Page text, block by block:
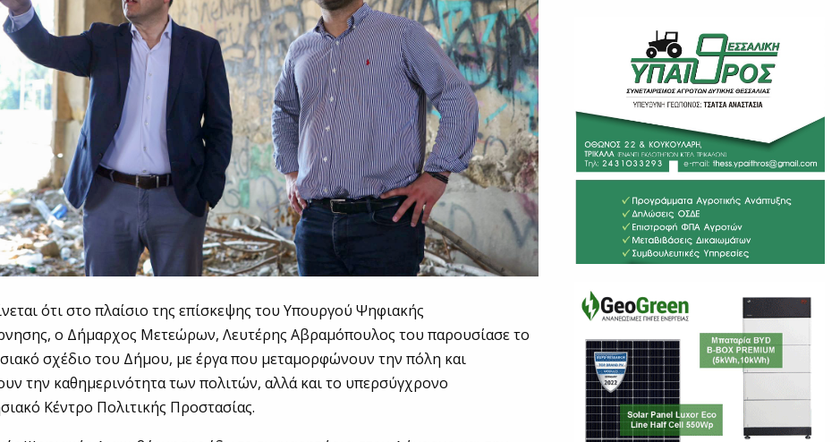
ότι στο πλαίσιο της επίσκεψης του Υπουργού Ψηφιακής
ο Δήμαρχος Μετεώρων, Λευτέρης Αβραμόπουλος του παρουσίασε το
σχέδιο του Δήμου, με έργα που μεταμορφώνουν την πόλη και
την καθημερινότητα των πολιτών, αλλά και το υπερσύγχρονο
Κέντρο Πολιτικής Προστασίας.